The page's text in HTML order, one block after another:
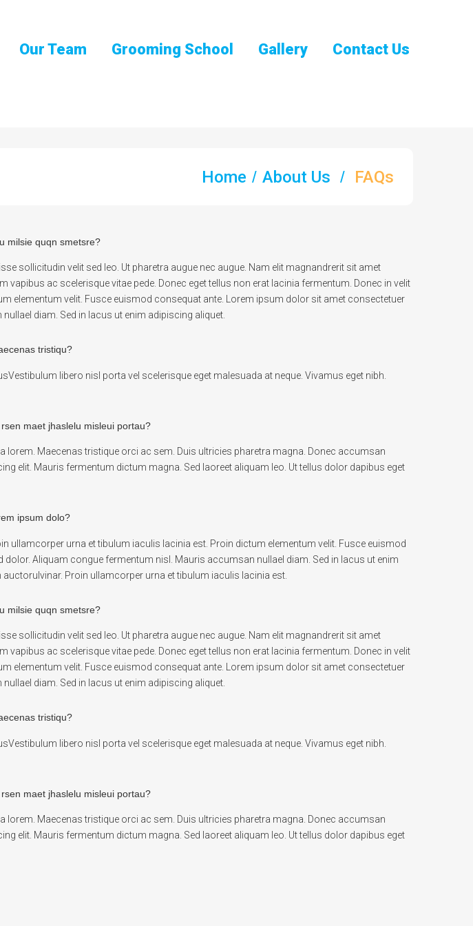
Our Team Grooming School Gallery Contact Us
Home About Us FAQs
milsie quqn smetsre?
sollicitudin velit sed leo. Ut pharetra augue nec augue. Nam elit magnandrerit sit amet
ac scelerisque vitae pede. Donec eget tellus non erat lacinia fermentum. Donec in velit
elementum velit. Fusce euismod consequat ante. Lorem ipsum dolor sit amet consectetuer
diam. Sed in lacus ut enim adipiscing aliquet.
tristiqu?
libero nisl porta vel scelerisque eget malesuada at neque. Vivamus eget nibh.
maet jhaslelu misleui portau?
Maecenas tristique orci ac sem. Duis ultricies pharetra magna. Donec accumsan
elit. Mauris fermentum dictum magna. Sed laoreet aliquam leo. Ut tellus dolor dapibus eget
ipsum dolo?
ullamcorper urna et tibulum iaculis lacinia est. Proin dictum elementum velit. Fusce euismod
Aliquam congue fermentum nisl. Mauris accumsan nullael diam. Sed in lacus ut enim
Proin ullamcorper urna et tibulum iaculis lacinia est.
milsie quqn smetsre?
sollicitudin velit sed leo. Ut pharetra augue nec augue. Nam elit magnandrerit sit amet
ac scelerisque vitae pede. Donec eget tellus non erat lacinia fermentum. Donec in velit
elementum velit. Fusce euismod consequat ante. Lorem ipsum dolor sit amet consectetuer
diam. Sed in lacus ut enim adipiscing aliquet.
tristiqu?
libero nisl porta vel scelerisque eget malesuada at neque. Vivamus eget nibh.
maet jhaslelu misleui portau?
Maecenas tristique orci ac sem. Duis ultricies pharetra magna. Donec accumsan
elit. Mauris fermentum dictum magna. Sed laoreet aliquam leo. Ut tellus dolor dapibus eget